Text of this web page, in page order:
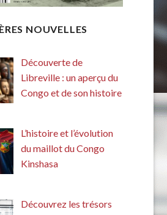
NOUVELLES
Découverte de
Libreville : un aperçu du
Congo et de son histoire
L’histoire et l’évolution
du maillot du Congo
Kinshasa
Découvrez les trésors